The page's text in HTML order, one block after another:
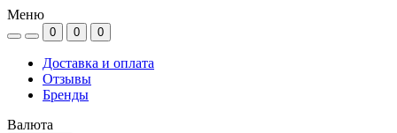
Меню
0 0 0
Доставка и оплата
Отзывы
Бренды
Валюта